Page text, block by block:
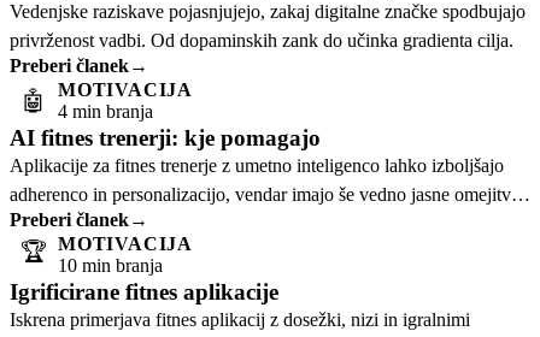
Vedenjske raziskave pojasnjujejo, zakaj digitalne značke spodbujajo
privrženost vadbi. Od dopaminskih zank do učinka gradienta cilja.
Preberi članek→
🤖
MOTIVACIJA
4 min branja
AI fitnes trenerji: kje pomagajo
Aplikacije za fitnes trenerje z umetno inteligenco lahko izboljšajo
adherenco in personalizacijo, vendar imajo še vedno jasne omejitve
glede popravljanja.
Preberi članek→
🏆 MOTIVACIJA
10 min branja
Igrificirane fitnes aplikacije
Iskrena primerjava fitnes aplikacij z dosežki, nizi in igralnimi